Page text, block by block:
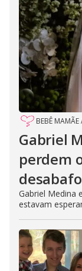
BEBÊ MAMÃE
Gabriel
perdem
desabafo
Gabriel Medina
estavam